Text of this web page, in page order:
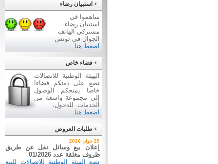
استبيان رضاء
ساهموا في
استبيان رضاء
مشتركي الهاتف
الجوال في تونس
اضغط هنا
فضاء خاص
الهيئة الوطنية للاتصالات
تضع على ذمتكم فضاءا
خاصا يمنحكم الوصول
إلى مجموعة واسعة من
الخدمات. للدخول،
اضغط هنا
طلبات العروض
إعلان عن طلب عروض عدد
2026/03
اقتناء تجهيزات إعلامية
29 جوان 2026
إعلان بيع وسائل نقل عن طريق
ظروف مغلقة عدد 01/2026
تضع الهيئة الوطنية للاتصالات للبيع